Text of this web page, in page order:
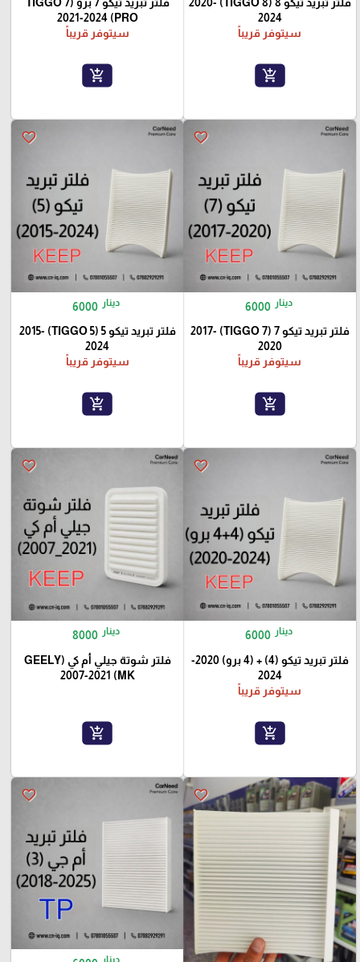
2024
سيتوفر قريباً
add_shopping_cart
PRO) 2021-2024
سيتوفر قريباً
add_shopping_cart
favorite_border
6000 دينار
فلتر تبريد تيكو 7 (TIGGO 7) 2017-
2020
سيتوفر قريباً
add_shopping_cart
favorite_border
6000 دينار
فلتر تبريد تيكو 5 (TIGGO 5) 2015-
2024
سيتوفر قريباً
add_shopping_cart
favorite_border
6000 دينار
فلتر تبريد تيكو (4) + (4 برو) 2020-
2024
سيتوفر قريباً
add_shopping_cart
favorite_border
8000 دينار
فلتر شوتة جيلي أم كي (GEELY
MK) 2007-2021
add_shopping_cart
favorite_border
favorite_border
دينار